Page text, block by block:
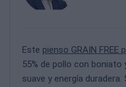
Este pienso GRAIN FREE
55% de pollo con
suave y energía